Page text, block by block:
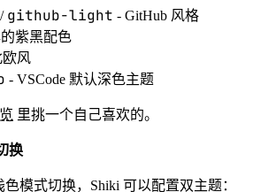
/ github-light - GitHub 风格
紫黑配色
欧风
- VSCode 默认深色主题
里挑一个自己喜欢的。
换
模式切换，Shiki 可以配置双主题：